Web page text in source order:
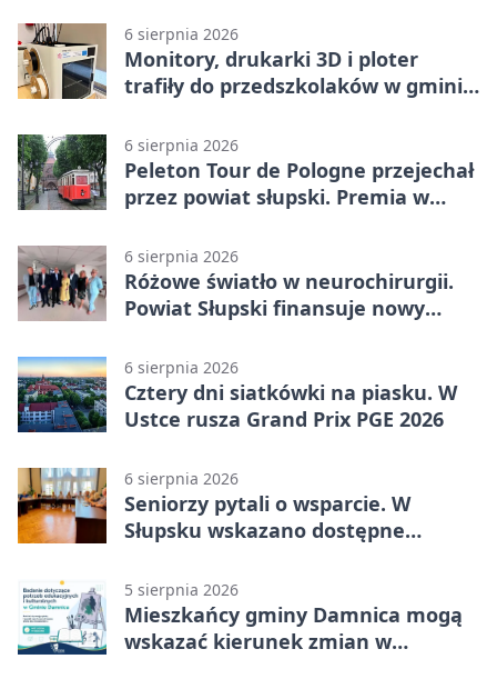
6 sierpnia 2026
Monitory, drukarki 3D i ploter
trafiły do przedszkolaków w gminie
6 sierpnia 2026
Peleton Tour de Pologne przejechał
przez powiat słupski. Premia w
6 sierpnia 2026
Różowe światło w neurochirurgii.
Powiat Słupski finansuje nowy
6 sierpnia 2026
Cztery dni siatkówki na piasku. W
Ustce rusza Grand Prix PGE 2026
6 sierpnia 2026
Seniorzy pytali o wsparcie. W
Słupsku wskazano dostępne
5 sierpnia 2026
Mieszkańcy gminy Damnica mogą
wskazać kierunek zmian w